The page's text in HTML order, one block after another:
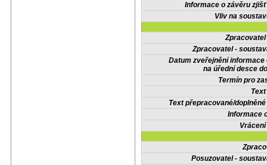
Informace o závěru
Vliv na
Zpracovatel -
Datum zveřejnění informace
na úřední desce
Termín pro
Text přepracované/
Informace
Posuzovatel -